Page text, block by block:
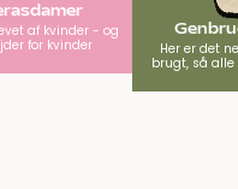
af kvinder - og
for kvinder
Her er det
brugt, så